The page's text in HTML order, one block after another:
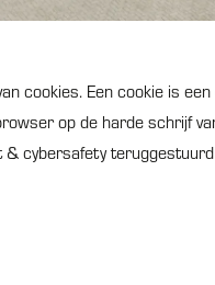
cookies. Een cookie is een
op de harde schrijf
cybersafety